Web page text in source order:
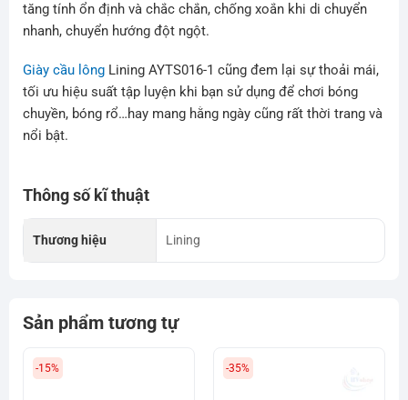
tăng tính ổn định và chắc chắn, chống xoắn khi di chuyển
nhanh, chuyển hướng đột ngột.
Giày cầu lôngLining AYTS016-1 cũng đem lại sự thoải mái,
tối ưu hiệu suất tập luyện khi bạn sử dụng để chơi bóng
chuyền, bóng rổ…hay mang hằng ngày cũng rất thời trang và
nổi bật.
Thông số kĩ thuật
Thương hiệu Lining
Sản phẩm tương tự
-15% -35%